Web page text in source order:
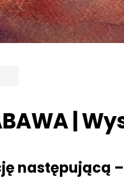
|
następującą